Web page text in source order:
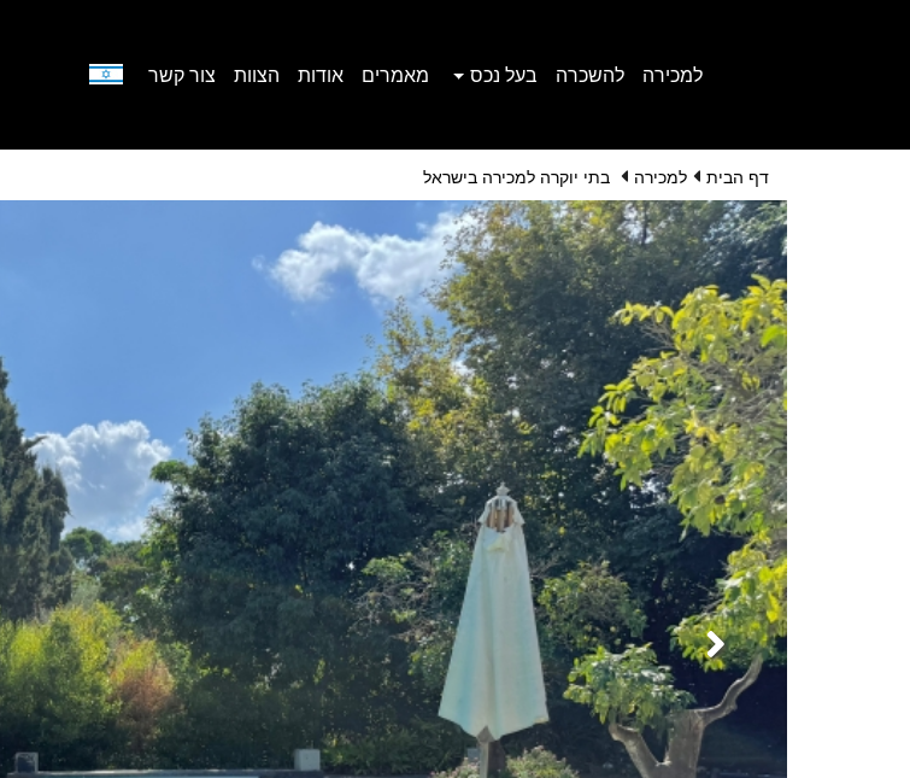
למכירה להשכרה בעל נכס מאמרים אודות הצוות צור קשר
דף הבית למכירה בתי יוקרה למכירה בישראל